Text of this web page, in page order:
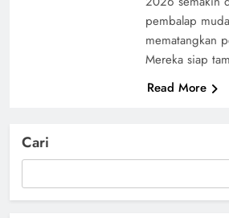
pembalap
mematangkan
Mereka siap
Read More
Cari